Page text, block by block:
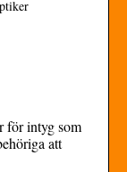
för intyg som
att